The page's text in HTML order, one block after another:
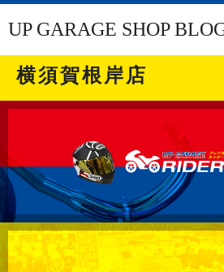
UP GARAGE SHOP
横須賀根岸店